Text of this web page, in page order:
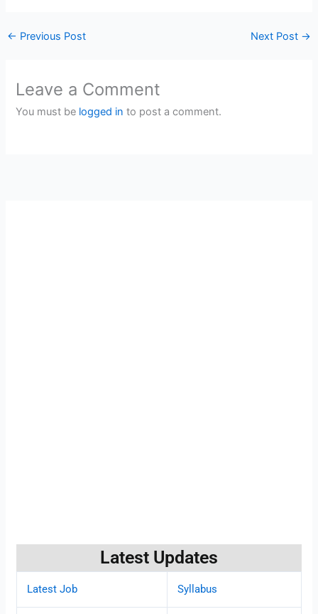
← Previous Post Next Post →
Leave a Comment
You must be logged in to post a comment.
Latest Updates
Latest Job Syllabus